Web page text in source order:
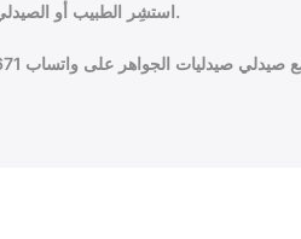
استشِر الطبيب أو الصيدلي الخاص بك.